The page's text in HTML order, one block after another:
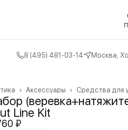
8 (495) 481-03-14 Москва,
Средства для
Аксессуары ›
›
Line Kit
₽